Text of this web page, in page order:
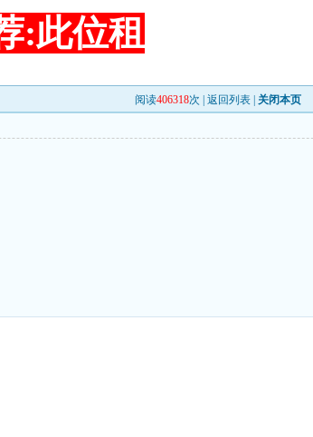
:此位租
阅读406318次 |返回列表 关闭本页